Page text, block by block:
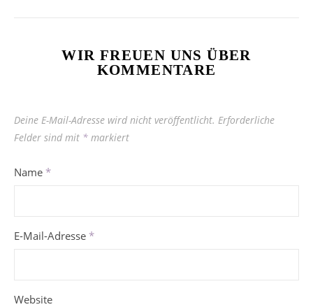
WIR FREUEN UNS ÜBER
KOMMENTARE
Deine E-Mail-Adresse wird nicht veröffentlicht. Erforderliche
Felder sind mit * markiert
Name *
E-Mail-Adresse *
Website